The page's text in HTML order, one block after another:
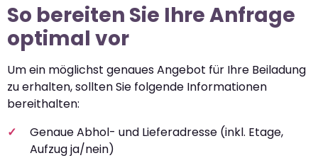
So bereiten Sie Ihre Anfrage
optimal vor
Um ein möglichst genaues Angebot für Ihre Beiladung
zu erhalten, sollten Sie folgende Informationen
bereithalten:
Genaue Abhol- und Lieferadresse (inkl. Etage,
Aufzug ja/nein)